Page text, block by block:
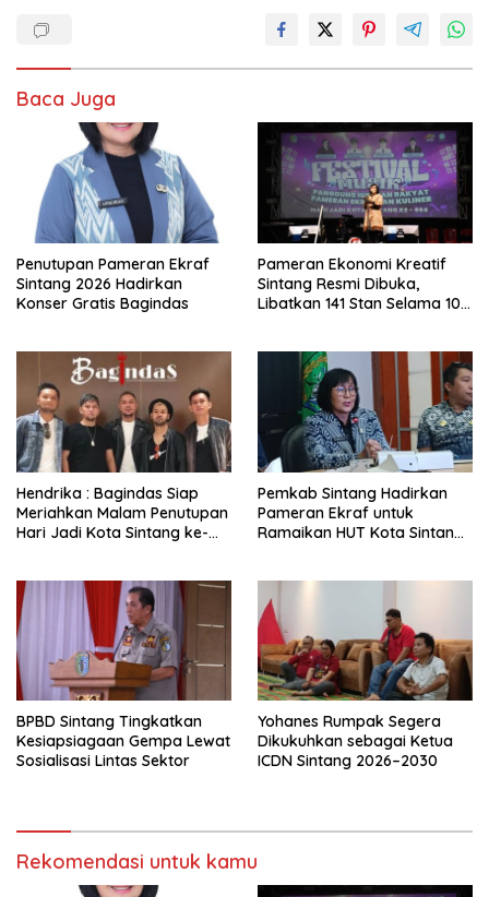
Baca Juga
Penutupan Pameran Ekraf
Sintang 2026 Hadirkan
Konser Gratis Bagindas
Pameran Ekonomi Kreatif
Sintang Resmi Dibuka,
Libatkan 141 Stan Selama 10
Hendrika : Bagindas Siap
Meriahkan Malam Penutupan
Hari Jadi Kota Sintang ke-
Pemkab Sintang Hadirkan
Pameran Ekraf untuk
Ramaikan HUT Kota Sintang
BPBD Sintang Tingkatkan
Kesiapsiagaan Gempa Lewat
Sosialisasi Lintas Sektor
Yohanes Rumpak Segera
Dikukuhkan sebagai Ketua
ICDN Sintang 2026–2030
Rekomendasi untuk kamu